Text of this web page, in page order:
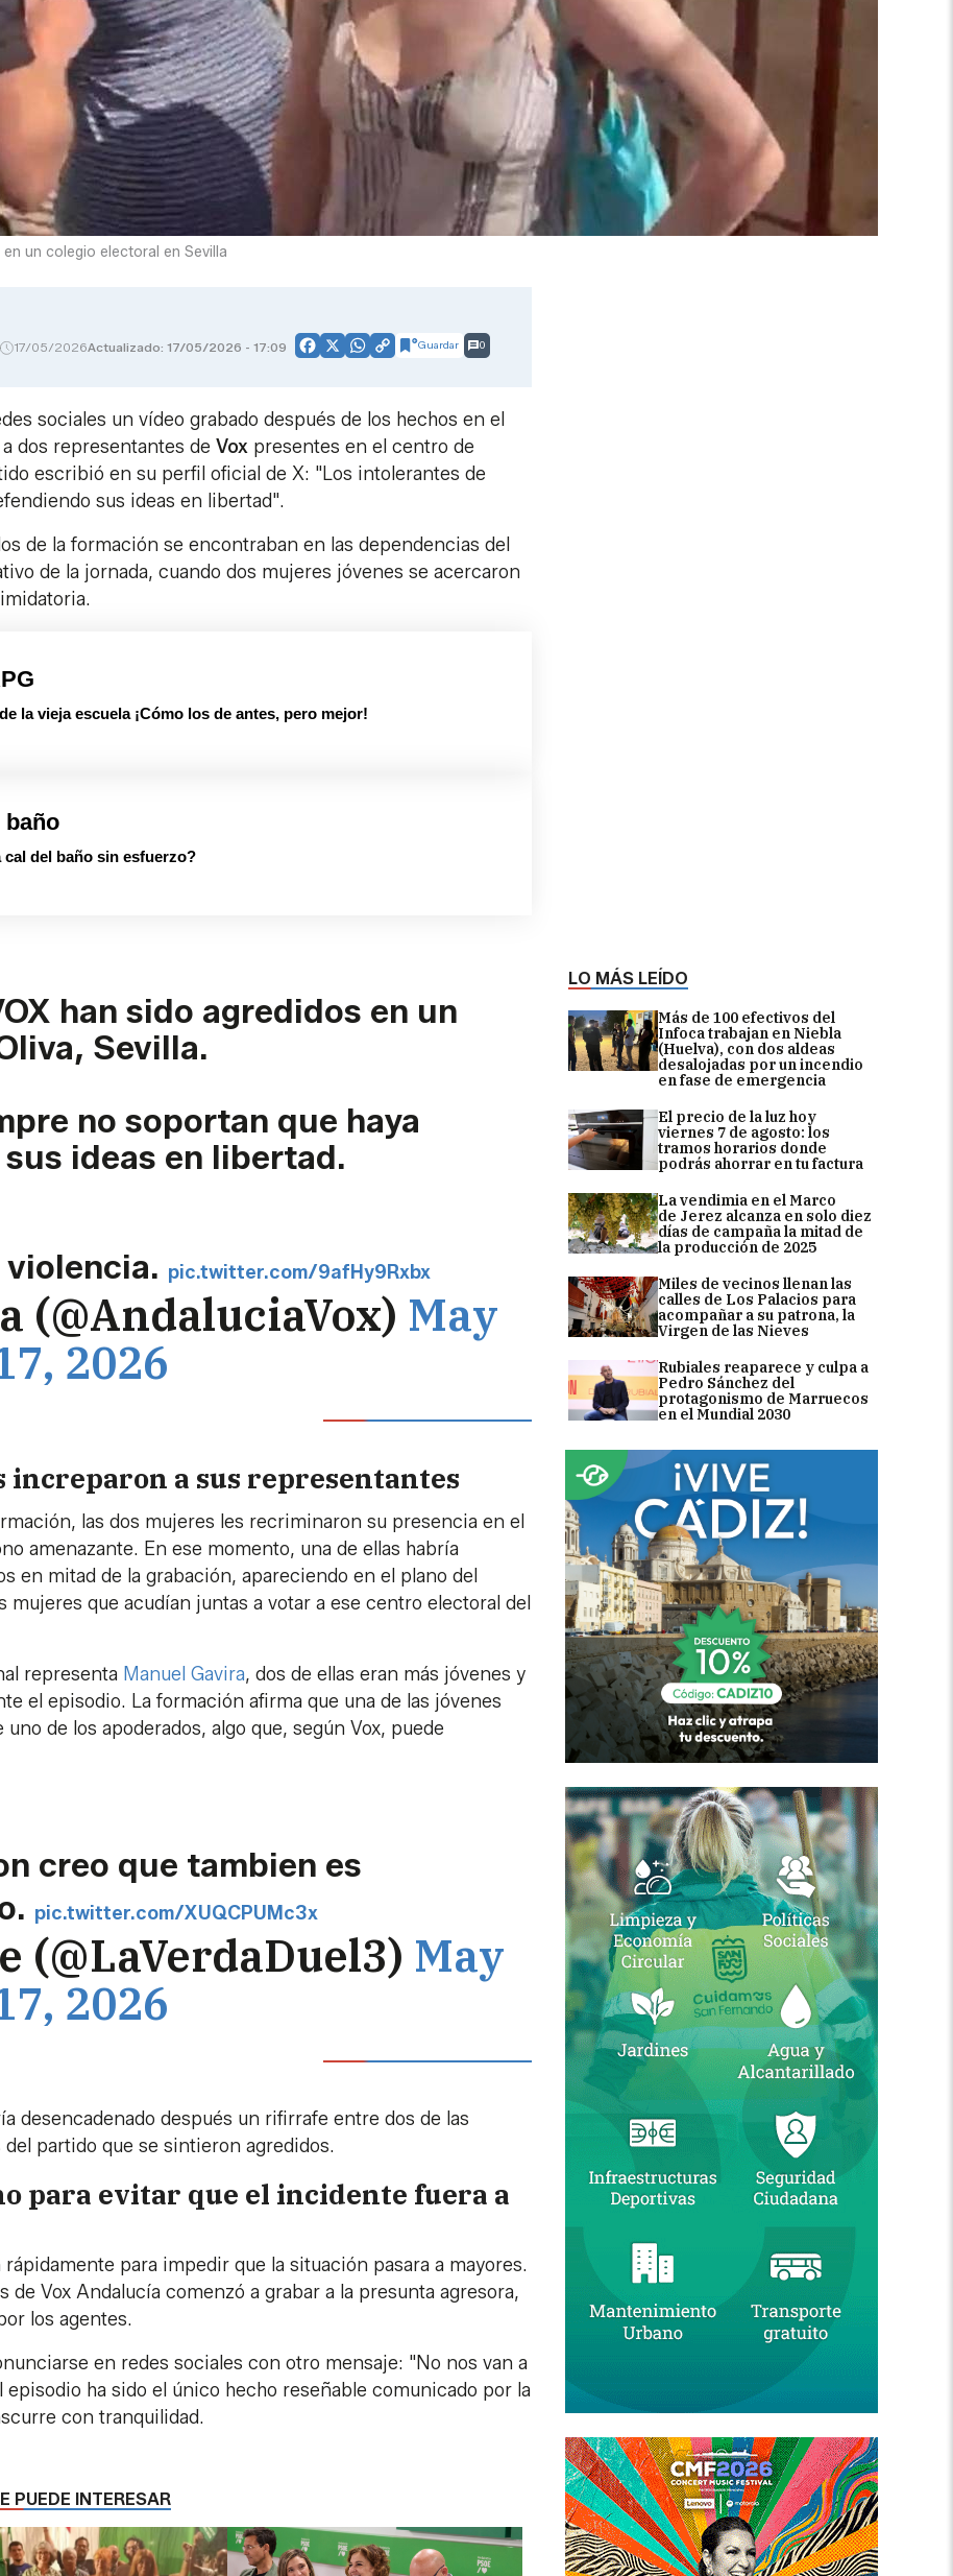
un colegio electoral en Sevilla
LO MÁS LEÍDO
Más de 100 efectivos del
Infoca trabajan en Niebla
(Huelva), con dos aldeas
desalojadas por un incendio
en fase de emergencia
El precio de la luz hoy
viernes 7 de agosto: los
tramos horarios donde
podrás ahorrar en tu factura
La vendimia en el Marco
de Jerez alcanza en solo diez
días de campaña la mitad de
la producción de 2025
Miles de vecinos llenan las
calles de Los Palacios para
acompañar a su patrona, la
Virgen de las Nieves
Rubiales reaparece y culpa a
Pedro Sánchez del
protagonismo de Marruecos
en el Mundial 2030
17/05/2026Actualizado: 17/05/2026 - 17:09 Facebook
X WhatsApp
CopyGuardar 0
sociales un vídeo grabado después de los hechos en el
dos representantes de Vox presentes en el centro de
escribió en su perfil oficial de X: "Los intolerantes de
sus ideas en libertad".
de la formación se encontraban en las dependencias del
de la jornada, cuando dos mujeres jóvenes se acercaron
la vieja escuela ¡Cómo los de antes, pero mejor!
baño
del baño sin esfuerzo?
han sido agredidos en un
Sevilla.
no soportan que haya
ideas en libertad.
violencia. pic.twitter.com/9afHy9Rxbx
(@AndaluciaVox) May
2026
increparon a sus representantes
las dos mujeres les recriminaron su presencia en el
amenazante. En ese momento, una de ellas habría
en mitad de la grabación, apareciendo en el plano del
mujeres que acudían juntas a votar a ese centro electoral del
representa Manuel Gavira, dos de ellas eran más jóvenes y
el episodio. La formación afirma que una de las jóvenes
uno de los apoderados, algo que, según Vox, puede
creo que tambien es
pic.twitter.com/XUQCPUMc3x
(@LaVerdaDuel3) May
2026
desencadenado después un rifirrafe entre dos de las
partido que se sintieron agredidos.
para evitar que el incidente fuera a
para impedir que la situación pasara a mayores.
de Vox Andalucía comenzó a grabar a la presunta agresora,
los agentes.
en redes sociales con otro mensaje: "No nos van a
ha sido el único hecho reseñable comunicado por la
con tranquilidad.
PUEDE INTERESAR